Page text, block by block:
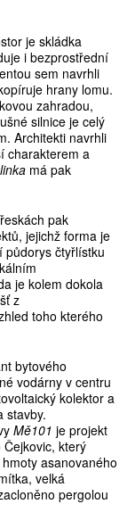
je skládka
i bezprostřední
sem navrhli
hrany lomu.
zahradou,
silnice je celý
Architekti navrhli
charakterem a
má pak
pak
jejichž forma je
půdorys čtyřlístku
je kolem dokola
z
toho kterého
bytového
vodárny v centru
kolektor a
stavby.
Mě101 je projekt
který
asanovaného
velká
pergolou